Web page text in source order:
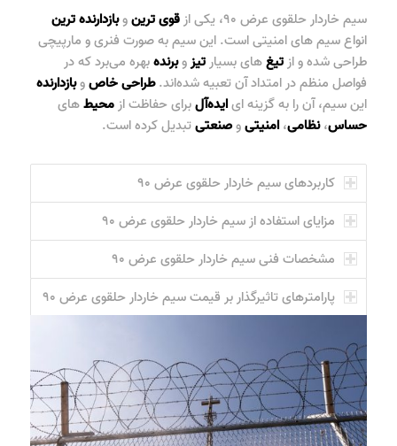
سیم خاردار حلقوی عرض ۹۰ ، یکی از قوی ترینوبازدارنده ترین
انواع سیم های امنیتی است. این سیم به صورت فنری و مارپیچی
طراحی شده و از تیغهای بسیار تیزوبرندهبهره می‌برد که در
فواصل منظم در امتداد آن تعبیه شده‌اند.طراحیخاصوبازدارنده
این سیم، آن را به گزینه ایایده‌آلبرای حفاظت از محیطهای
حساس،نظامی،امنیتیوصنعتیتبدیل کرده است.
کاربردهای سیم خاردار حلقوی عرض ۹۰
مزایای استفاده از سیم خاردار حلقوی عرض ۹۰
مشخصات فنی سیم خاردار حلقوی عرض ۹۰
پارامترهای تاثیرگذار بر قیمت سیم خاردار حلقوی عرض ۹۰